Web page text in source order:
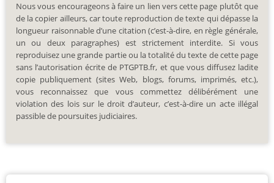
Nous vous encourageons à faire un lien vers cette page plutôt que
de la copier ailleurs, car toute reproduction de texte qui dépasse la
longueur raisonnable d’une citation (c’est-à-dire, en règle générale,
un ou deux paragraphes) est strictement interdite. Si vous
reproduisez une grande partie ou la totalité du texte de cette page
sans l’autorisation écrite de PTGPTB.fr, et que vous diffusez ladite
copie publiquement (sites Web, blogs, forums, imprimés, etc.),
vous reconnaissez que vous commettez délibérément une
violation des lois sur le droit d’auteur, c’est-à-dire un acte illégal
passible de poursuites judiciaires.